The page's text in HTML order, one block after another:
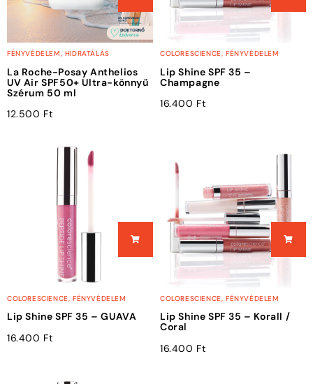
FÉNYVÉDELEM, HIDRATÁLÁS
La Roche-Posay Anthelios
UV Air SPF50+ Ultra-könnyű
Szérum 50 ml
12.500 Ft
COLORESCIENCE,FÉNYVÉDELEM
Lip Shine SPF 35 –
Champagne
16.400 Ft
COLORESCIENCE,FÉNYVÉDELEM
Lip Shine SPF 35 – GUAVA
16.400 Ft
COLORESCIENCE,FÉNYVÉDELEM
Lip Shine SPF 35 – Korall /
Coral
16.400 Ft